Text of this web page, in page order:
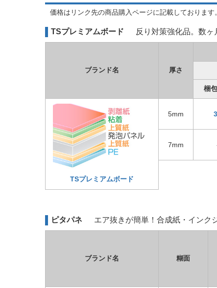
価格はリンク先の商品購入ページに記載しております。
TSプレミアムボード 反り対策強化品。数ヶ
ブランド名 厚さ
梱
TSプレミアムボード
5mm
7mm
ピタパネ エア抜きが簡単！合成紙・インク
ブランド名 糊面